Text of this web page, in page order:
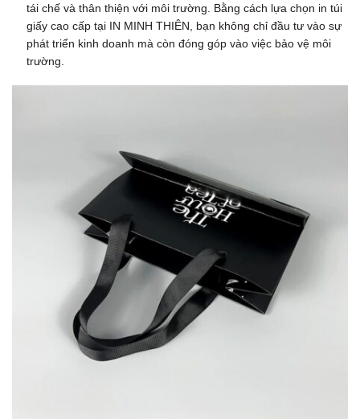
tái chế và thân thiện với môi trường. Bằng cách lựa chọn in túi
giấy cao cấp tại IN MINH THIÊN, bạn không chỉ đầu tư vào sự
phát triển kinh doanh mà còn đóng góp vào việc bảo vệ môi
trường.